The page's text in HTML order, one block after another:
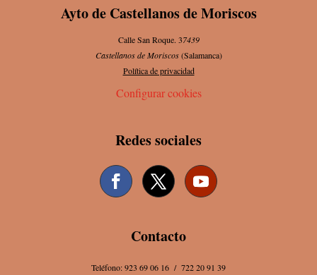
Ayto de Castellanos de Moriscos
Calle San Roque. 37439
Castellanos de Moriscos(Salamanca)
Política de privacidad
Configurar cookies
Redes sociales
Contacto
Teléfono: 923 69 06 16 / 722 20 91 39